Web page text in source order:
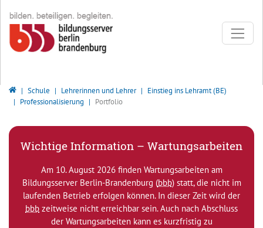
Bildungsserver Berlin - Brandenburg
Schule Lehrerinnen und Lehrer
Einstieg ins Lehramt (BE)
Professionalisierung
Portfolio
Wichtige Information – Wartungsarbeiten
Am 10. August 2026 finden Wartungsarbeiten am
Bildungsserver Berlin-Brandenburg (bbb) statt, die nicht im
laufenden Betrieb erfolgen können. In dieser Zeit wird der
bbb zeitweise nicht erreichbar sein. Auch nach Abschluss
der Wartungsarbeiten kann es kurzfristig zu